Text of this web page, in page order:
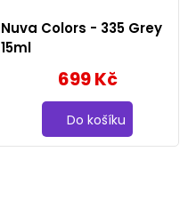
Nuva Colors - 335 Grey
15ml
699 Kč
Do košíku